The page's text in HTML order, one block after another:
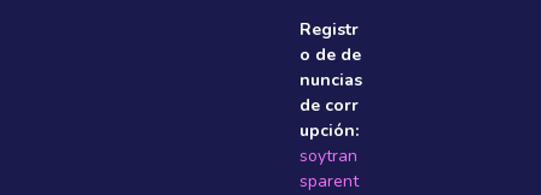
Registr
o de de
nuncias
de corr
upción:
soytran
sparent